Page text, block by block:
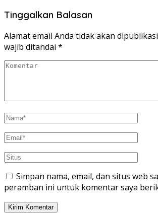
Tinggalkan Balasan
Alamat email Anda tidak akan
wajib ditandai *
Simpan nama, email, dan situs web
peramban ini untuk komentar saya